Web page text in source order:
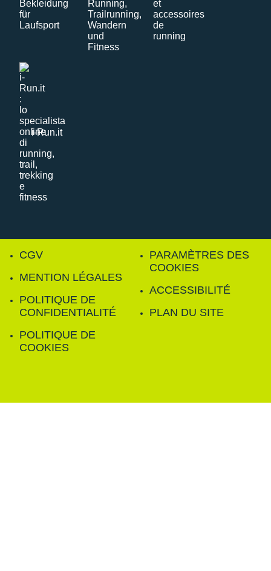
i-Run.it
CGV
MENTION LÉGALES
POLITIQUE DE
CONFIDENTIALITÉ
POLITIQUE DE
COOKIES
PARAMÈTRES DES
COOKIES
ACCESSIBILITÉ
PLAN DU SITE